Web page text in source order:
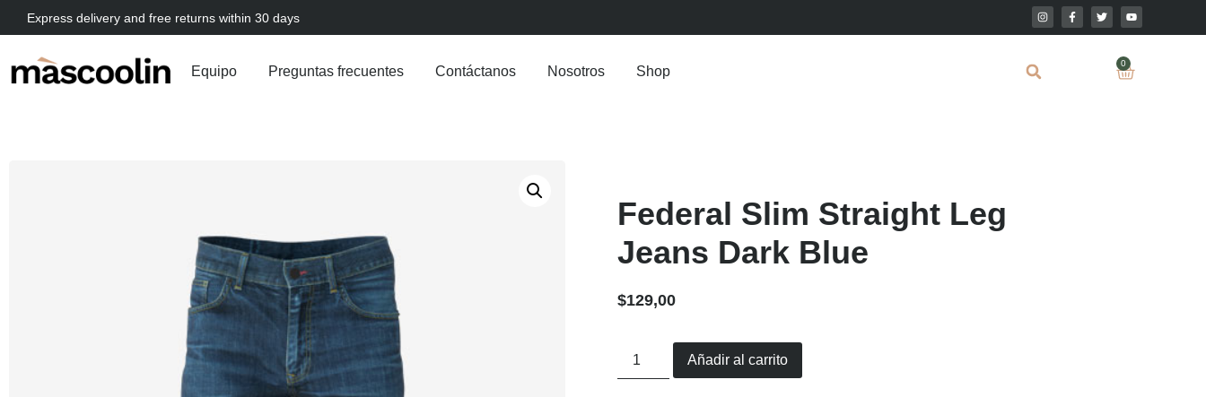
Express delivery and free returns within 30 days
Equipo Preguntas frecuentes Contáctanos Nosotros Shop
0
Federal Slim Straight Leg
Jeans Dark Blue
$129,00
Añadir al carrito